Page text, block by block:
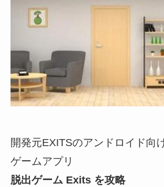
開発元EXITSのアンドロイド向
ゲームアプリ
脱出ゲーム Exits を攻略